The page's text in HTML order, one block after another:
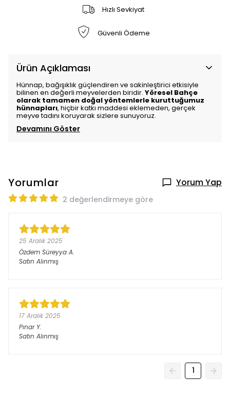
Hızlı Sevkiyat
Güvenli Ödeme
Ürün Açıklaması
Hünnap, bağışıklık güçlendiren ve sakinleştirici etkisiyle
bilinen en değerli meyvelerden biridir. Yöresel Bahçe
olarak tamamen doğal yöntemlerle kuruttuğumuz
hünnapları, hiçbir katkı maddesi eklemeden, gerçek
meyve tadını koruyarak sizlere sunuyoruz.
Devamını Göster
Yorumlar Yorum Yap
2 değerlendirmeye göre
25 Aralık 2025
Özdem Süreyya A.
Satın Alınmış
17 Aralık 2025
Pınar Y.
Satın Alınmış
1